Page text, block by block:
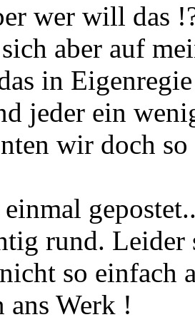
wer will das
aber auf
in
jeder ein
wir doch
rund. Leider
so einfach
ans Werk !